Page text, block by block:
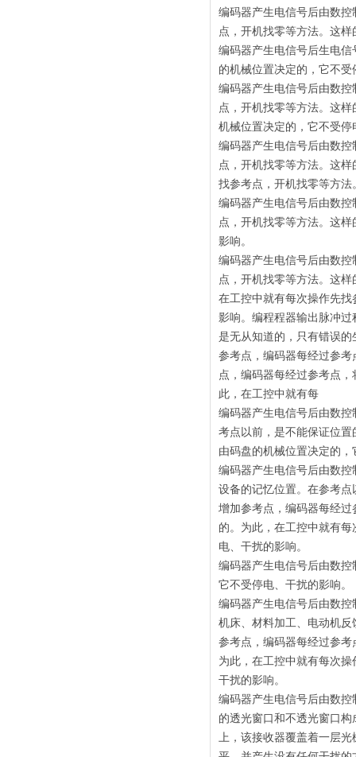
编码器产生电信号后由数
点，开机找零等方法。这
编码器产生电信号后生电
的机械位置决定的，它不
编码器产生电信号后由数
点，开机找零等方法。这
机械位置决定的，它不受停
编码器产生电信号后由数
点，开机找零等方法。这
找参考点，开机找零等方
编码器产生电信号后由数
点，开机找零等方法。这
影响。
编码器产生电信号后由数
点，开机找零等方法。这
在工控中就有每次操作先
影响。编程程器输出脉冲
是无从知道的，只有错误
参考点，编码器每经过参
点，编码器每经过参考点
此，在工控中就有每
编码器产生电信号后由数
考点以前，是不能保证位
由码盘的机械位置决定的
编码器产生电信号后由数
设备的记忆位置。在参考
增加参考点，编码器每经
的。为此，在工控中就有
电、干扰的影响。
编码器产生电信号后由数
它不受停电、干扰的影响。
编码器产生电信号后由数
机床、材料加工、电动机
参考点，编码器每经过参
为此，在工控中就有每次
干扰的影响。
编码器产生电信号后由数
的透光窗口和不透光窗口
上，该接收器覆盖着一层